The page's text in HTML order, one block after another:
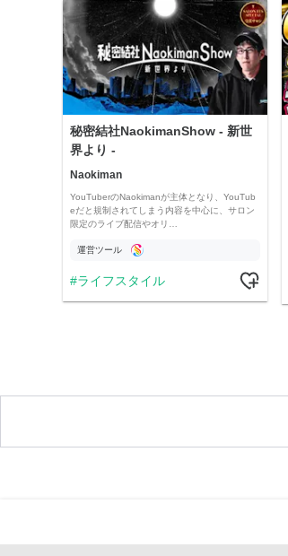
秘密結社NaokimanShow - 新世
界より -
Naokiman
YouTuberのNaokimanが主体となり、YouTub
eだと規制されてしまう内容を中心に、サロン
限定のライブ配信やオリ…
運営ツール
ライフスタイル